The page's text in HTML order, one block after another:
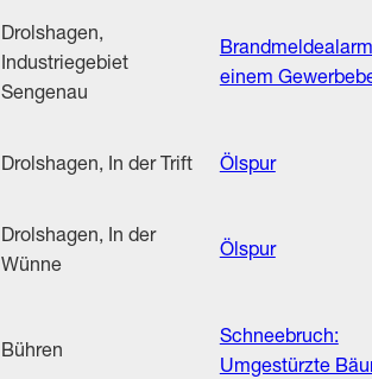
Drolshagen,
Industriegebiet
Sengenau
einem
Drolshagen, In der Trift Ölspur
Drolshagen, In der
Wünne
Ölspur
Bühren
Schneebruch:
Umgestürzte